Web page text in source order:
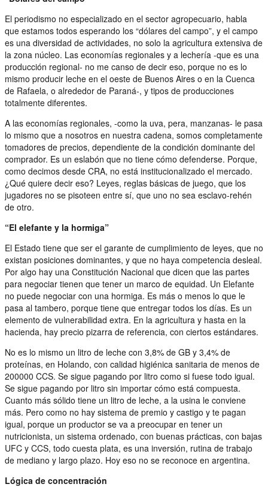
El periodismo no especializado en el sector agropecuario, habla
que estamos todos esperando los “dólares del campo”, y el campo
es una diversidad de actividades, no solo la agricultura extensiva de
la zona núcleo. Las economías regionales y a lechería -que es una
producción regional- no me canso de decir eso, porque no es lo
mismo producir leche en el oeste de Buenos Aires o en la Cuenca
de Rafaela, o alrededor de Paraná-, y tipos de producciones
totalmente diferentes.
A las economías regionales, -como la uva, pera, manzanas- le pasa
lo mismo que a nosotros en nuestra cadena, somos completamente
tomadores de precios, dependiente de la condición dominante del
comprador. Es un eslabón que no tiene cómo defenderse. Porque,
como decimos desde CRA, no está institucionalizado el mercado.
¿Qué quiere decir eso? Leyes, reglas básicas de juego, que los
jugadores no se pisoteen entre sí, que uno no sea esclavo-rehén
de otro.
“El elefante y la hormiga”
El Estado tiene que ser el garante de cumplimiento de leyes, que no
existan posiciones dominantes, y que no haya competencia desleal.
Por algo hay una Constitución Nacional que dicen que las partes
para negociar tienen que tener un marco de equidad. Un Elefante
no puede negociar con una hormiga. Es más o menos lo que le
pasa al tambero, porque tiene que entregar todos los días. Es un
elemento de vulnerabilidad extra. En la agricultura y hasta en la
hacienda, hay precio pizarra de referencia, con ciertos estándares.
No es lo mismo un litro de leche con 3,8% de GB y 3,4% de
proteínas, en Holando, con calidad higiénica sanitaria de menos de
200000 CCS. Se sigue pagando por litro como si fuese todo igual.
Se sigue pagando por litro sin importar cómo está compuesta.
Cuanto más sólido tiene un litro de leche, a la usina le conviene
más. Pero como no hay sistema de premio y castigo y te pagan
igual, porque un productor se va a preocupar en tener un
nutricionista, un sistema ordenado, con buenas prácticas, con bajas
UFC y CCS, todo cuesta plata, es una inversión, rutina de trabajo
de mediano y largo plazo. Hoy eso no se reconoce en argentina.
Lógica de concentración